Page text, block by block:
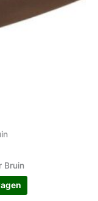
Bruin